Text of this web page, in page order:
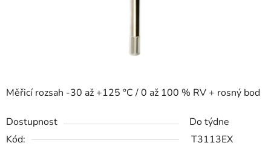
Měřicí rozsah -30 až +125 °C / 0 až 100 % RV + rosný bod
Dostupnost
Do týdne
Kód:
T3113EX